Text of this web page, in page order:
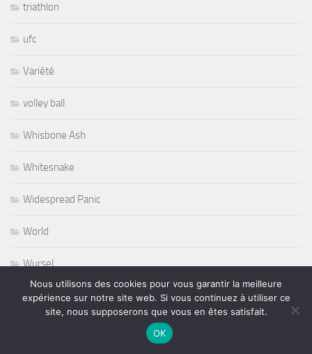
triathlon
ufc
Variété
volley ball
Whisbone Ash
Whitesnake
Widespread Panic
World
Wursel
Wynton Marsalis
Nous utilisons des cookies pour vous garantir la meilleure
expérience sur notre site web. Si vous continuez à utiliser ce
site, nous supposerons que vous en êtes satisfait.
OK